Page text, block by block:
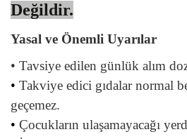
Değildir.
Yasal ve Önemli Uyarılar
• Tavsiye edilen günlük alım
• Takviye edici gıdalar normal
geçemez.
• Çocukların ulaşamayacağı